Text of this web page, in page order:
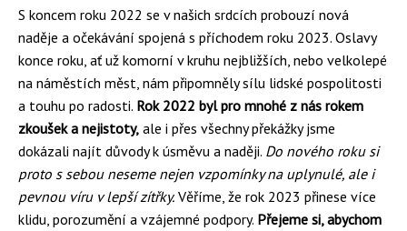
S koncem roku 2022 se v našich srdcích probouzí nová
naděje a očekávání spojená s příchodem roku 2023. Oslavy
konce roku, ať už komorní v kruhu nejbližších, nebo velkolepé
na náměstích měst, nám připomněly sílu lidské pospolitosti
a touhu po radosti. Rok 2022 byl pro mnohé z nás rokem
zkoušek a nejistoty, ale i přes všechny překážky jsme
dokázali najít důvody k úsměvu a naději. Do nového roku si
proto s sebou neseme nejen vzpomínky na uplynulé, ale i
pevnou víru v lepší zítřky. Věříme, že rok 2023 přinese více
klidu, porozumění a vzájemné podpory. Přejeme si, abychom